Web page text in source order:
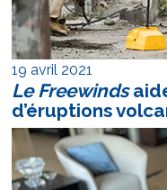
19 avril 2021
Le Freewinds
d’éruptions